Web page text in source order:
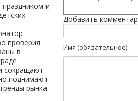
и
проверил
в
сокращают
поднимают
рынка
Добавить
Имя (обязательное)